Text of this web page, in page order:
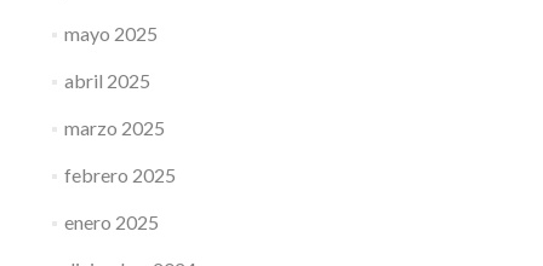
mayo 2025
abril 2025
marzo 2025
febrero 2025
enero 2025